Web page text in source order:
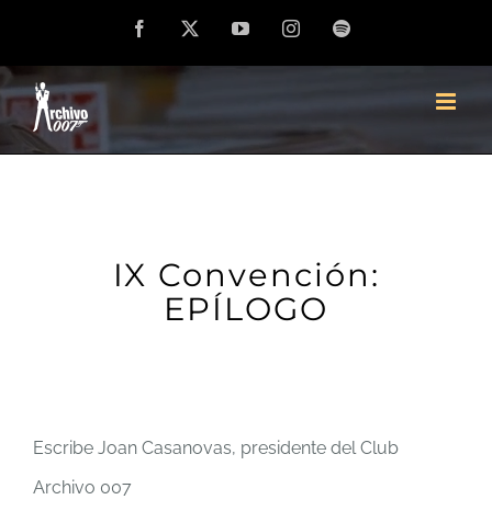
contenido
Facebook YouTubeInstagramSpotify
IX Convención:
EPÍLOGO
Escribe Joan Casanovas, presidente del Club
Archivo 007